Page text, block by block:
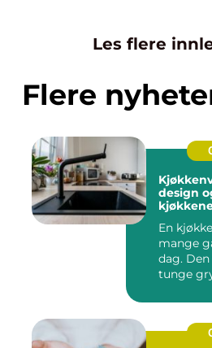
Les flere
Flere
Kjøkkenvask
design
En
mange
dag.
tunge